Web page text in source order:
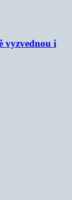
vyzvednou i